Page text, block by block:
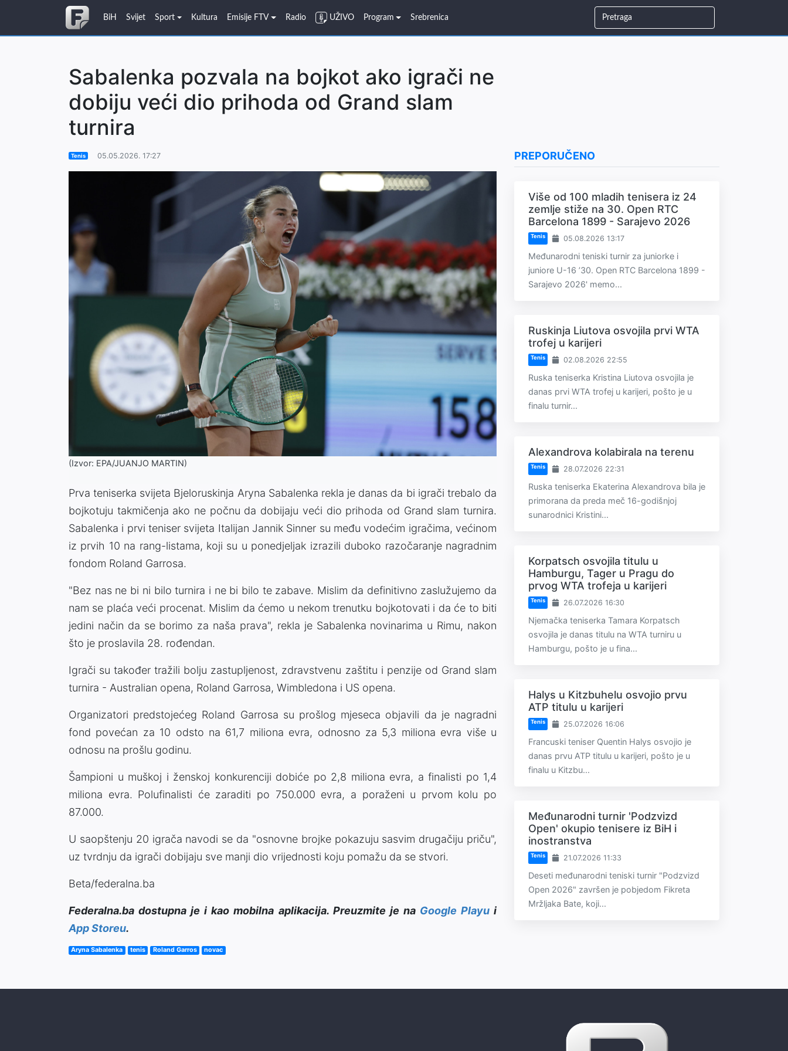
BiH Svijet Sport Kultura Emisije FTV Radio UŽIVO Program Srebrenica
Sabalenka pozvala na bojkot ako igrači ne
dobiju veći dio prihoda od Grand slam
turnira
Tenis 05.05.2026. 17:27
(Izvor: EPA/JUANJO MARTIN)
Prva teniserka svijeta Bjeloruskinja Aryna Sabalenka rekla je danas da bi igrači trebalo da
bojkotuju takmičenja ako ne počnu da dobijaju veći dio prihoda od Grand slam turnira.
Sabalenka i prvi teniser svijeta Italijan Jannik Sinner su među vodećim igračima, većinom
iz prvih 10 na rang-listama, koji su u ponedjeljak izrazili duboko razočaranje nagradnim
fondom Roland Garrosa.
"Bez nas ne bi ni bilo turnira i ne bi bilo te zabave. Mislim da definitivno zaslužujemo da
nam se plaća veći procenat. Mislim da ćemo u nekom trenutku bojkotovati i da će to biti
jedini način da se borimo za naša prava", rekla je Sabalenka novinarima u Rimu, nakon
što je proslavila 28. rođendan.
Igrači su također tražili bolju zastupljenost, zdravstvenu zaštitu i penzije od Grand slam
turnira - Australian opena, Roland Garrosa, Wimbledona i US opena.
Organizatori predstojećeg Roland Garrosa su prošlog mjeseca objavili da je nagradni
fond povećan za 10 odsto na 61,7 miliona evra, odnosno za 5,3 miliona evra više u
odnosu na prošlu godinu.
Šampioni u muškoj i ženskoj konkurenciji dobiće po 2,8 miliona evra, a finalisti po 1,4
miliona evra. Polufinalisti će zaraditi po 750.000 evra, a poraženi u prvom kolu po
87.000.
U saopštenju 20 igrača navodi se da "osnovne brojke pokazuju sasvim drugačiju priču",
uz tvrdnju da igrači dobijaju sve manji dio vrijednosti koju pomažu da se stvori.
Beta/federalna.ba
Federalna.ba dostupna je i kao mobilna aplikacija. Preuzmite je na Google Playui
App Storeu.
Aryna Sabalenka tenis Roland Garros novac
PREPORUČENO
Više od 100 mladih tenisera iz 24
zemlje stiže na 30. Open RTC
Barcelona 1899 - Sarajevo 2026
Tenis 05.08.2026 13:17
Međunarodni teniski turnir za juniorke i
juniore U-16 ’30. Open RTC Barcelona 1899 -
Sarajevo 2026' memo...
Ruskinja Liutova osvojila prvi WTA
trofej u karijeri
Tenis 02.08.2026 22:55
Ruska teniserka Kristina Liutova osvojila je
danas prvi WTA trofej u karijeri, pošto je u
finalu turnir...
Alexandrova kolabirala na terenu
Tenis 28.07.2026 22:31
Ruska teniserka Ekaterina Alexandrova bila je
primorana da preda meč 16-godišnjoj
sunarodnici Kristini...
Korpatsch osvojila titulu u
Hamburgu, Tager u Pragu do
prvog WTA trofeja u karijeri
Tenis 26.07.2026 16:30
Njemačka teniserka Tamara Korpatsch
osvojila je danas titulu na WTA turniru u
Hamburgu, pošto je u fina...
Halys u Kitzbuhelu osvojio prvu
ATP titulu u karijeri
Tenis 25.07.2026 16:06
Francuski teniser Quentin Halys osvojio je
danas prvu ATP titulu u karijeri, pošto je u
finalu u Kitzbu...
Međunarodni turnir 'Podzvizd
Open' okupio tenisere iz BiH i
inostranstva
Tenis 21.07.2026 11:33
Deseti međunarodni teniski turnir "Podzvizd
Open 2026" završen je pobjedom Fikreta
Mržljaka Bate, koji...